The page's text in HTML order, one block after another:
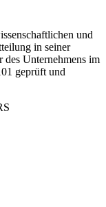
und
in seiner
des Unternehmens im
geprüft und